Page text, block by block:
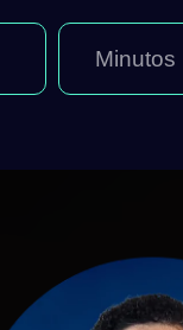
Minutos